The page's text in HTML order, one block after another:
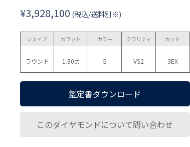
¥3,928,100 (税込/送料別※)
シェイプ
ラウンド
カラット
1.80ct
カラー
G
クラリティ
VS2
カット
3EX
鑑定書ダウンロード
このダイヤモンドについて問い合わせ